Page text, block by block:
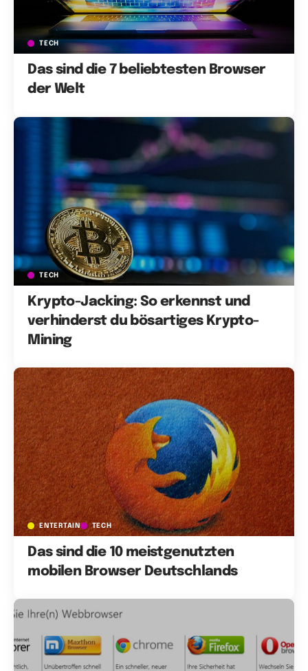
TECH
Das sind die 7 beliebtesten Browser
der Welt
TECH
Krypto-Jacking: So erkennst und
verhinderst du bösartiges Krypto-
Mining
ENTERTAIN TECH
Das sind die 10 meistgenutzten
mobilen Browser Deutschlands